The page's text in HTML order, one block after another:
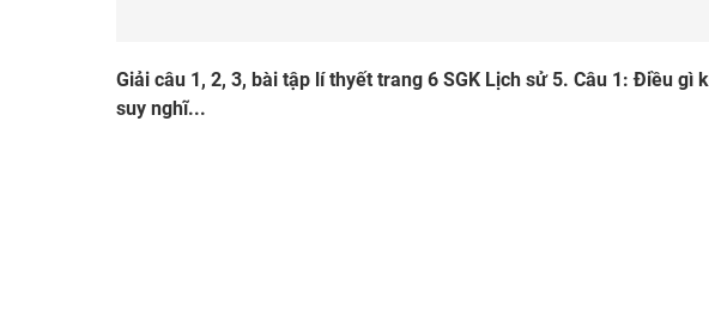
Giải câu 1, 2, 3, bài tập lí thyết trang 6 SGK Lịch sử 5. Câu 1: Điều gì
suy nghĩ...